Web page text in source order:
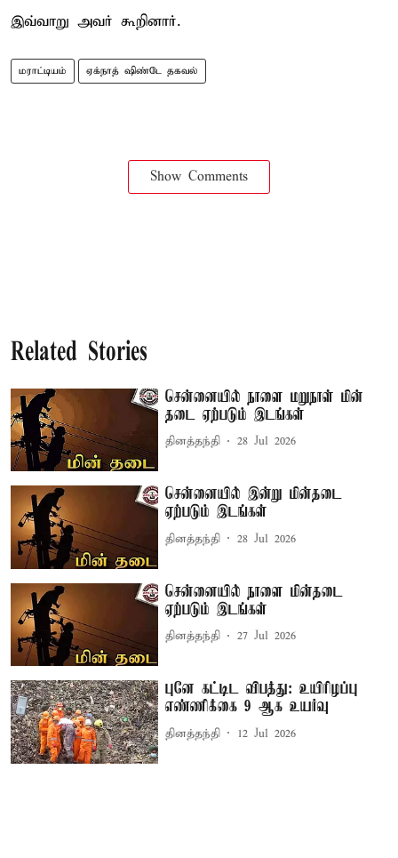
இவ்வாறு அவர் கூறினார்.
மராட்டியம் ஏக்நாத் ஷிண்டே தகவல்
Show Comments
Related Stories
சென்னையில் நாளை மறுநாள் மின்
தடை ஏற்படும் இடங்கள்
தினத்தந்தி 28 Jul 2026
சென்னையில் இன்று மின்தடை
ஏற்படும் இடங்கள்
தினத்தந்தி 28 Jul 2026
சென்னையில் நாளை மின்தடை
ஏற்படும் இடங்கள்
தினத்தந்தி 27 Jul 2026
புனே கட்டிட விபத்து: உயிரிழப்பு
எண்ணிக்கை 9 ஆக உயர்வு
தினத்தந்தி 12 Jul 2026